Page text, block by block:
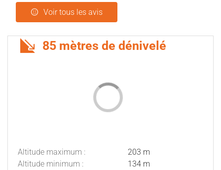
Voir tous les avis
85 mètres de dénivelé
Altitude maximum :
203 m
Altitude minimum :
134 m